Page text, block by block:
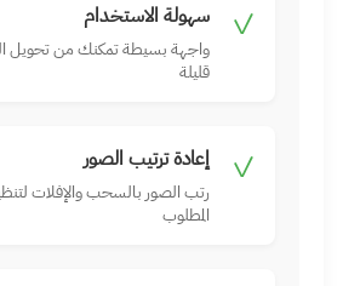
✓ سهولة الاستخدام
واجهة بسيطة تمكنك من تحويل
قليلة
✓ إعادة ترتيب الصور
رتب الصور بالسحب والإفلات
المطلوب